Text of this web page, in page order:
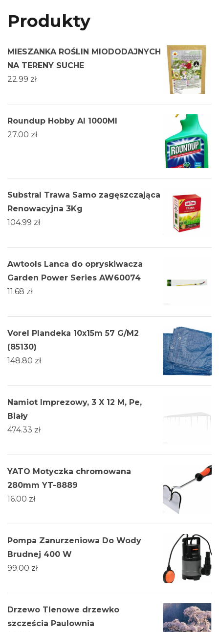
Produkty
MIESZANKA ROŚLIN MIODODAJNYCH
NA TERENY SUCHE
22.99 zł
Roundup Hobby Al 1000Ml
27.00 zł
Substral Trawa Samo zagęszczająca
Renowacyjna 3Kg
104.99 zł
Awtools Lanca do opryskiwacza
Garden Power Series AW60074
11.68 zł
Vorel Plandeka 10x15m 57 G/M2
(85130)
148.80 zł
Namiot Imprezowy, 3 X 12 M, Pe,
Biały
474.33 zł
YATO Motyczka chromowana
280mm YT-8889
16.00 zł
Pompa Zanurzeniowa Do Wody
Brudnej 400 W
99.00 zł
Drzewo Tlenowe drzewko
szcześcia Paulownia